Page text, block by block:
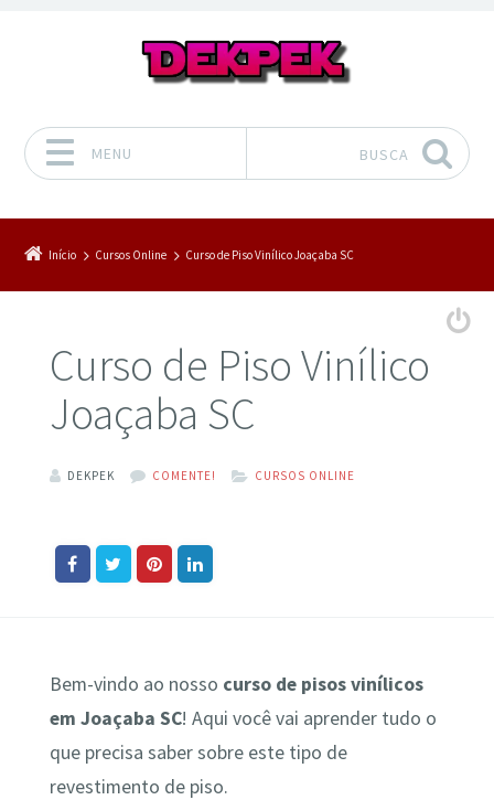
MENU BUSCA
Início Cursos Online Curso de Piso Vinílico Joaçaba SC
Curso de Piso Vinílico
Joaçaba SC
DEKPEK COMENTE! CURSOS ONLINE
Bem-vindo ao nosso curso de pisos vinílicos
em Joaçaba SC! Aqui você vai aprender tudo o
que precisa saber sobre este tipo de
revestimento de piso.